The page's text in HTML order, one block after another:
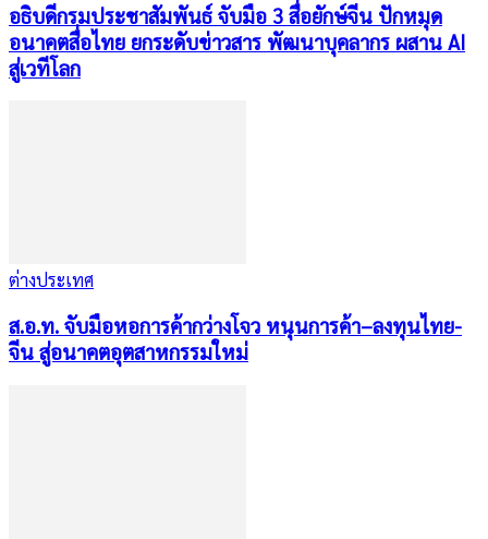
อธิบดีกรมประชาสัมพันธ์ จับมือ 3 สื่อยักษ์จีน ปักหมุด
อนาคตสื่อไทย ยกระดับข่าวสาร พัฒนาบุคลากร ผสาน AI
สู่เวทีโลก
ต่างประเทศ
ส.อ.ท. จับมือหอการค้ากว่างโจว หนุนการค้า–ลงทุนไทย-
จีน สู่อนาคตอุตสาหกรรมใหม่